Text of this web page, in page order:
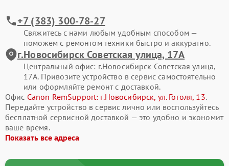
+7 (383) 300-78-27
Свяжитесь с нами любым удобным способом —
поможем с ремонтом техники быстро и аккуратно.
г.Новосибирск Советская улица, 17А
Центральный офис: г.Новосибирск Советская улица,
17А. Привозите устройство в сервис самостоятельно
или оформляйте ремонт с доставкой.
Офис Canon RemSupport: г.Новосибирск, ул. Гоголя, 13.
Передайте устройство в сервис лично или воспользуйтесь
бесплатной сервисной доставкой — это удобно и экономит
ваше время.
Показать все адреса